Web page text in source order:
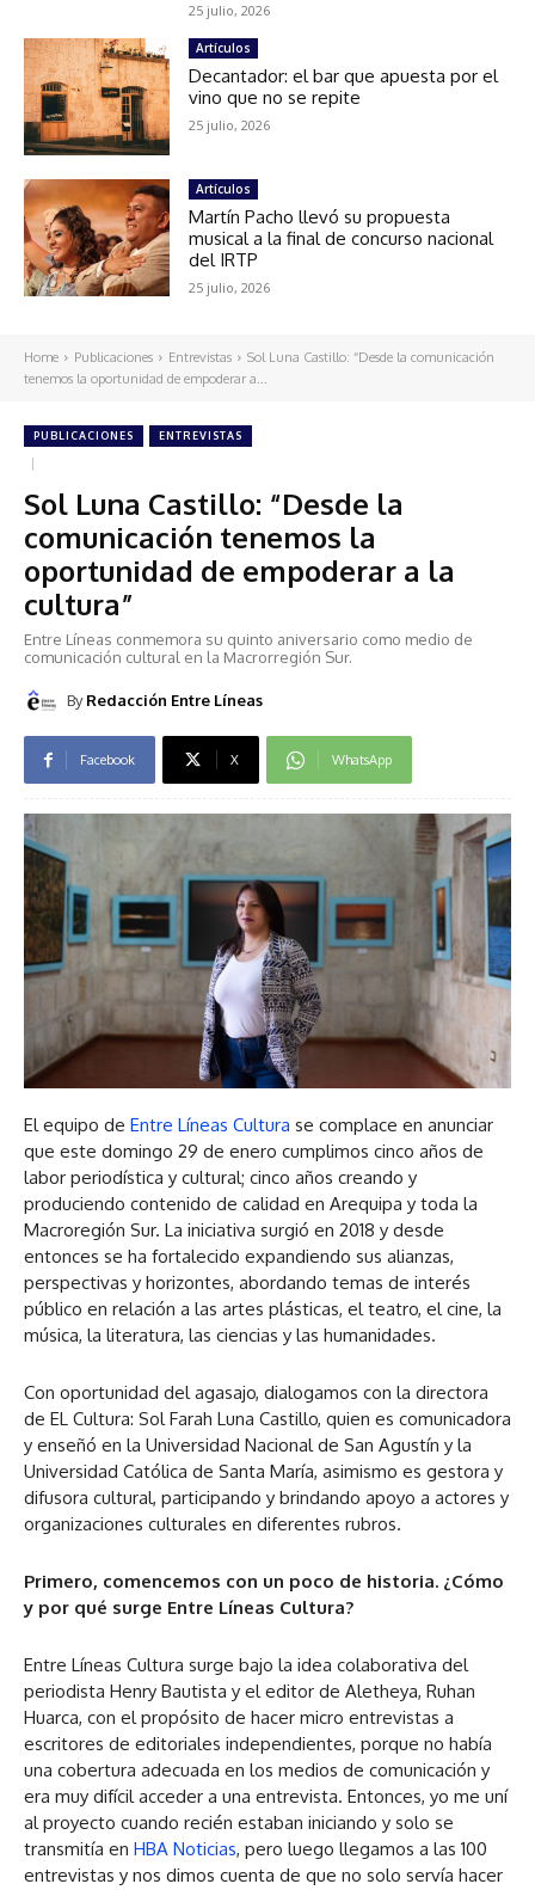
25 julio, 2026
Artículos
Decantador: el bar que apuesta por el
vino que no se repite
25 julio, 2026
Artículos
Martín Pacho llevó su propuesta
musical a la final de concurso nacional
del IRTP
25 julio, 2026